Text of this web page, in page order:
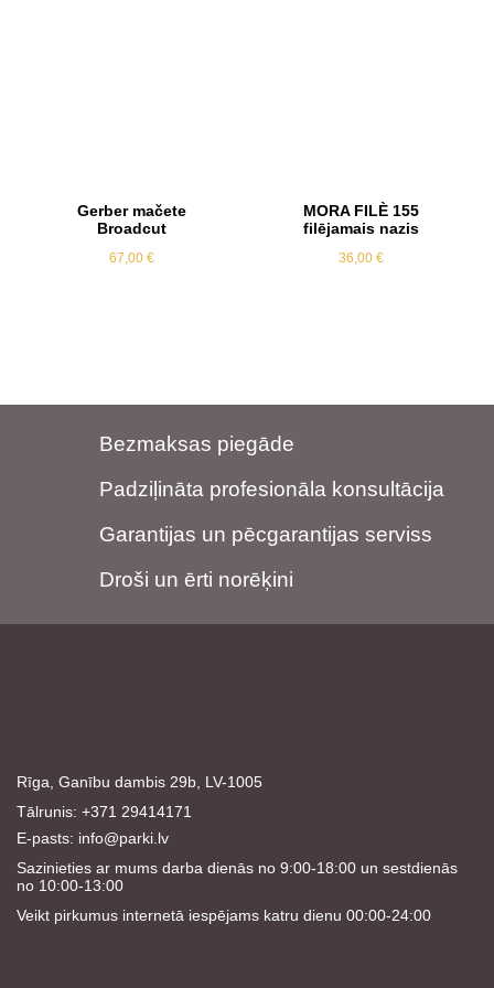
Gerber mačete
Broadcut
67,00 €
MORA FILÈ 155
filējamais nazis
36,00 €
Bezmaksas piegāde
Padziļināta profesionāla konsultācija
Garantijas un pēcgarantijas serviss
Droši un ērti norēķini
Rīga, Ganību dambis 29b, LV-1005
Tālrunis: +371 29414171
E-pasts: info@parki.lv
Sazinieties ar mums darba dienās no 9:00-18:00 un sestdienās
no 10:00-13:00
Veikt pirkumus internetā iespējams katru dienu 00:00-24:00